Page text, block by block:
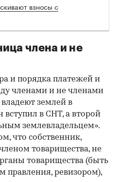
взносы с
члена и не
и порядка платежей и
членами и не членами
землей в
в СНТ, а второй
землевладельцем».
что собственник,
товарищества, не
товарищества (быть
правления, ревизором),